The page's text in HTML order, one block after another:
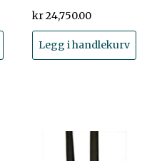
kr24,750.00
Legg i handlekurv